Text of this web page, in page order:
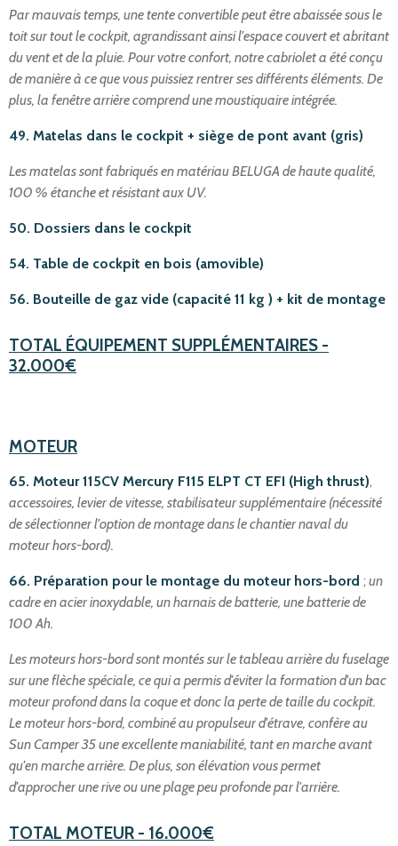
Par mauvais temps, une tente convertible peut être abaissée sous le
toit sur tout le cockpit, agrandissant ainsi l'espace couvert et abritant
du vent et de la pluie. Pour votre confort, notre cabriolet a été conçu
de manière à ce que vous puissiez rentrer ses différents éléments. De
plus, la fenêtre arrière comprend une moustiquaire intégrée.
49. Matelas dans le cockpit + siège de pont avant (gris)
Les matelas sont fabriqués en matériau BELUGA de haute qualité,
100 % étanche et résistant aux UV.
50. Dossiers dans le cockpit
54. Table de cockpit en bois (amovible)
56. Bouteille de gaz vide (capacité 11 kg ) + kit de montage
TOTAL ÉQUIPEMENT SUPPLÉMENTAIRES -
32.000€
MOTEUR
65. Moteur 115CV Mercury F115 ELPT CT EFI (High thrust),
accessoires, levier de vitesse, stabilisateur supplémentaire (nécessité
de sélectionner l'option de montage dans le chantier naval du
moteur hors-bord).
66. Préparation pour le montage du moteur hors-bord ; un
cadre en acier inoxydable, un harnais de batterie, une batterie de
100 Ah.
Les moteurs hors-bord sont montés sur le tableau arrière du fuselage
sur une flèche spéciale, ce qui a permis d'éviter la formation d'un bac
moteur profond dans la coque et donc la perte de taille du cockpit.
Le moteur hors-bord, combiné au propulseur d'étrave, confère au
Sun Camper 35 une excellente maniabilité, tant en marche avant
qu'en marche arrière. De plus, son élévation vous permet
d'approcher une rive ou une plage peu profonde par l'arrière.
TOTAL MOTEUR - 16.000€